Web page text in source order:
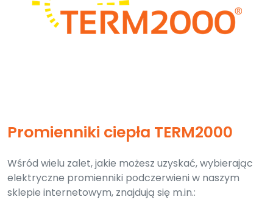
Promienniki ciepła TERM2000
Wśród wielu zalet, jakie możesz uzyskać, wybierając
elektryczne promienniki podczerwieni w naszym
sklepie internetowym, znajdują się m.in.: